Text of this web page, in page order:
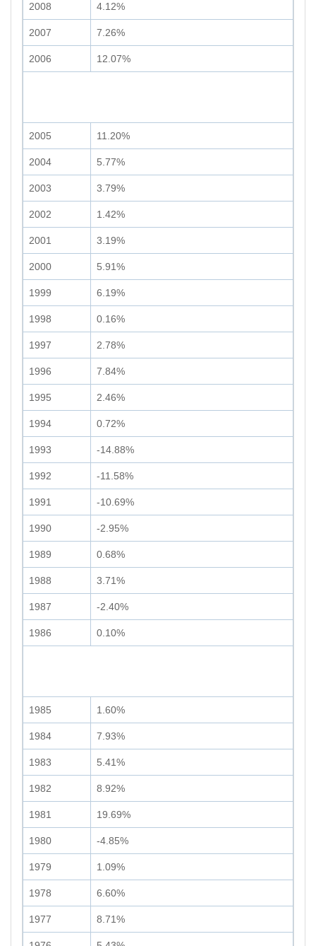
2008 4.12%
2007 7.26%
2006 12.07%
2005 11.20%
2004 5.77%
2003 3.79%
2002 1.42%
2001 3.19%
2000 5.91%
1999 6.19%
1998 0.16%
1997 2.78%
1996 7.84%
1995 2.46%
1994 0.72%
1993 -14.88%
1992 -11.58%
1991 -10.69%
1990 -2.95%
1989 0.68%
1988 3.71%
1987 -2.40%
1986 0.10%
1985 1.60%
1984 7.93%
1983 5.41%
1982 8.92%
1981 19.69%
1980 -4.85%
1979 1.09%
1978 6.60%
1977 8.71%